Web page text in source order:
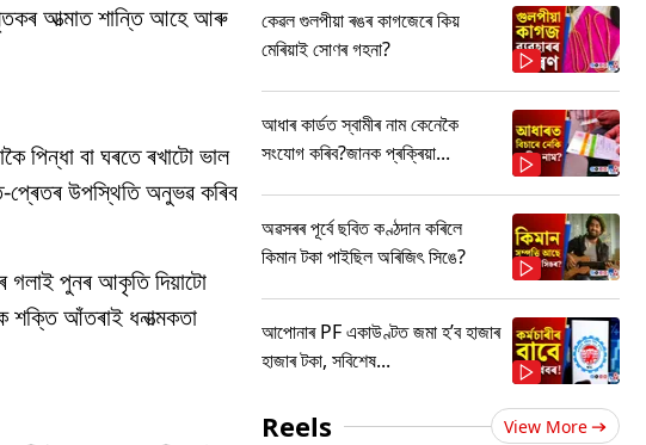
আত্মাত শান্তি আহে আৰু
পিন্ধা বা ঘৰতে ৰখাটো ভাল
প্ৰেতৰ উপস্থিতি অনুভৱ কৰিব
গলাই পুনৰ আকৃতি দিয়াটো
শক্তি আঁতৰাই ধনাত্মকতা
কেৱল গুলপীয়া ৰঙৰ কাগজেৰে কিয়
মেৰিয়াই সোণৰ গহনা?
আধাৰ কাৰ্ডত স্বামীৰ নাম কেনেকৈ
সংযোগ কৰিব?জানক প্ৰক্ৰিয়া...
অৱসৰৰ পূৰ্বে ছবিত কণ্ঠদান কৰিলে
কিমান টকা পাইছিল অৰিজিৎ সিঙে?
আপোনাৰ PF একাউণ্টত জমা হ’ব হাজাৰ
হাজাৰ টকা, সবিশেষ...
Reels View More